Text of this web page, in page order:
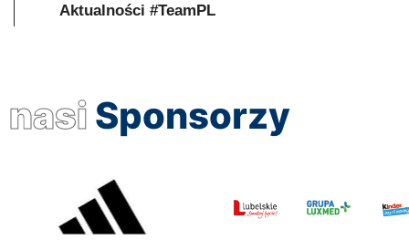
Aktualności #TeamPL
nasi Sponsorzy